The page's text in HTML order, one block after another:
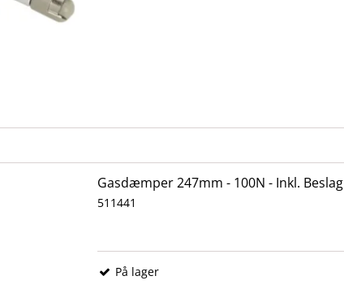
Gasdæmper 247mm - 100N - Inkl. Beslag
511441
På lager